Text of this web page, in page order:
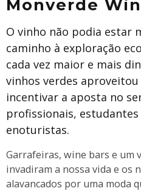
Monverde
O vinho não podia estar
caminho à exploração
cada vez maior e mais
vinhos verdes
incentivar a aposta no
profissionais,
enoturistas.
Garrafeiras, wine bars e um
invadiram a nossa vida e os
alavancados por uma moda